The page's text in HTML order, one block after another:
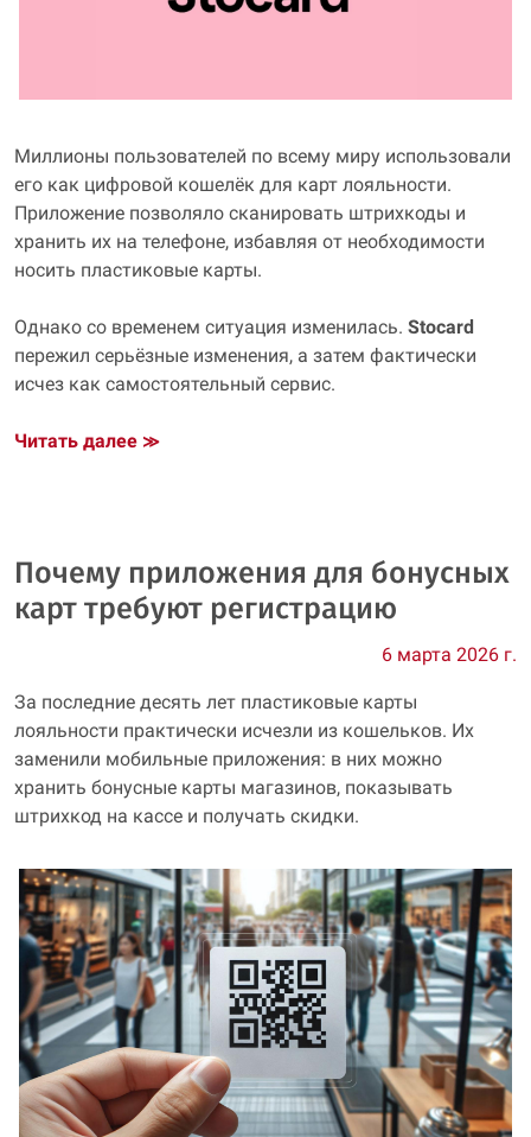
Миллионы пользователей по всему миру использовали
его как цифровой кошелёк для карт лояльности.
Приложение позволяло сканировать штрихкоды и
хранить их на телефоне, избавляя от необходимости
носить пластиковые карты.
Однако со временем ситуация изменилась. Stocard
пережил серьёзные изменения, а затем фактически
исчез как самостоятельный сервис.
Читать далее ≫
Почему приложения для бонусных
карт требуют регистрацию
6 марта 2026 г.
За последние десять лет пластиковые карты
лояльности практически исчезли из кошельков. Их
заменили мобильные приложения: в них можно
хранить бонусные карты магазинов, показывать
штрихкод на кассе и получать скидки.